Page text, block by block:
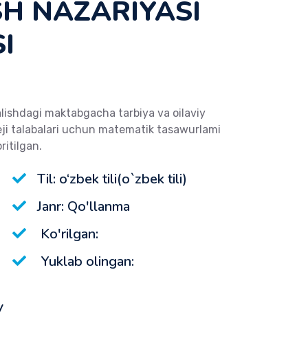
NAZARIYASI
maktabgacha tarbiya va oilaviy
talabalari uchun matematik tasawurlami
Til: o‘zbek tili(o`zbek tili)
Janr: Qo'llanma
Ko'rilgan:
Yuklab olingan: